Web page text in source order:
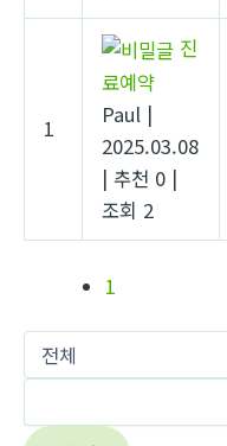
1
진
료예약
Paul |
2025.03.08
| 추천 0 |
조회 2
1